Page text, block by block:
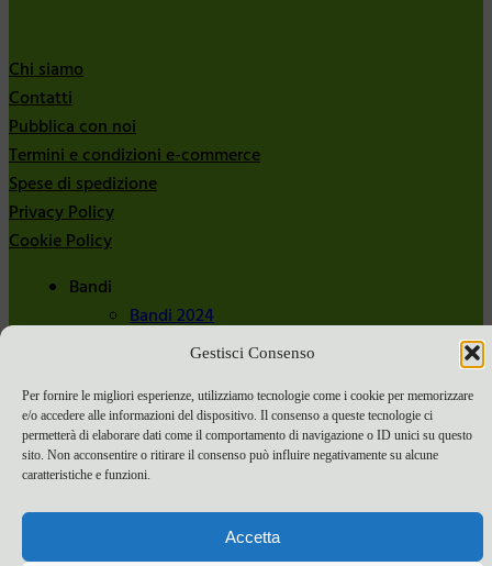
Gestisci Consenso
Per fornire le migliori esperienze, utilizziamo tecnologie come i cookie per memorizzare
e/o accedere alle informazioni del dispositivo. Il consenso a queste tecnologie ci
permetterà di elaborare dati come il comportamento di navigazione o ID unici su questo
sito. Non acconsentire o ritirare il consenso può influire negativamente su alcune
caratteristiche e funzioni.
Accetta
Chi siamo
Contatti
Pubblica con noi
Termini e condizioni e-commerce
Spese di spedizione
Privacy Policy
Cookie Policy
Bandi
Bandi 2024
Bandi 2025